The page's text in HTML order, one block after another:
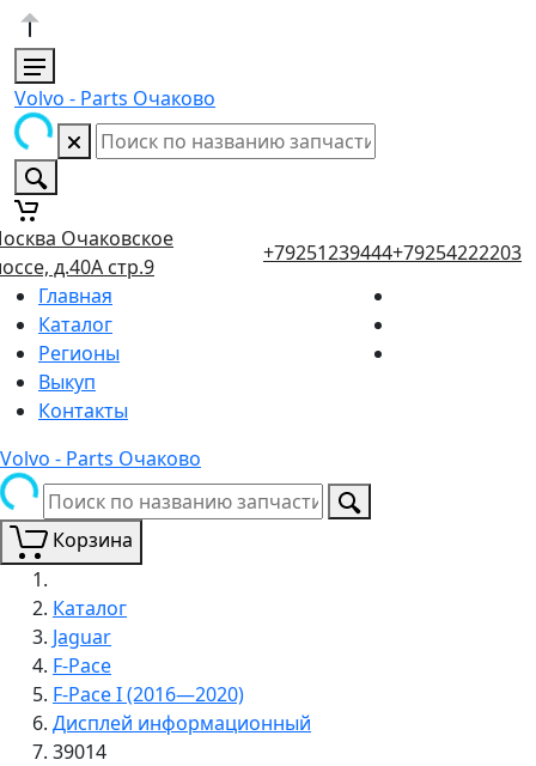
Volvo - Parts Очаково
Очаковское
д.40А стр.9
+79251239444+79254222203
Главная
Каталог
Регионы
Выкуп
Контакты
Volvo - Parts Очаково
Корзина
Каталог
Jaguar
F-Pace
F-Pace I (2016—2020)
Дисплей информационный
39014